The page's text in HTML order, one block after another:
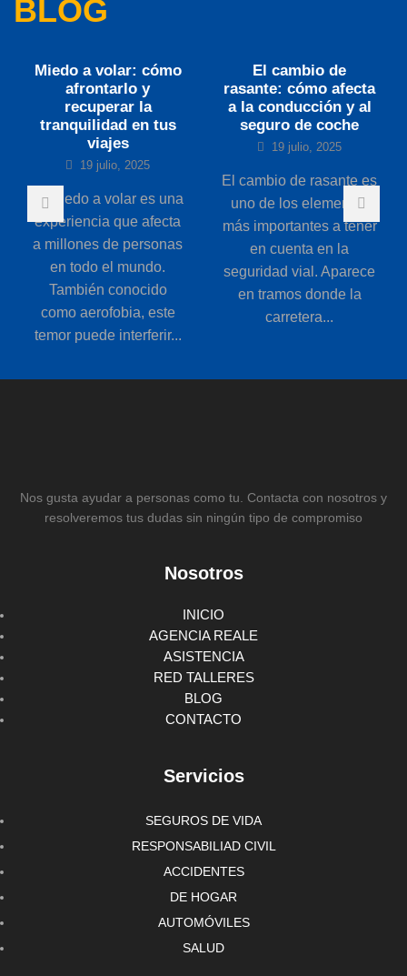
BLOG
Miedo a volar: cómo
afrontarlo y
recuperar la
tranquilidad en tus
viajes
19 julio, 2025
El miedo a volar es una
experiencia que afecta
a millones de personas
en todo el mundo.
También conocido
como aerofobia, este
temor puede interferir...
El cambio de
rasante: cómo afecta
a la conducción y al
seguro de coche
19 julio, 2025
El cambio de rasante es
uno de los elementos
más importantes a tener
en cuenta en la
seguridad vial. Aparece
en tramos donde la
carretera...
Nos gusta ayudar a personas como tu. Contacta con nosotros y
resolveremos tus dudas sin ningún tipo de compromiso
Nosotros
INICIO
AGENCIA REALE
ASISTENCIA
RED TALLERES
BLOG
CONTACTO
Servicios
SEGUROS DE VIDA
RESPONSABILIAD CIVIL
ACCIDENTES
DE HOGAR
AUTOMÓVILES
SALUD